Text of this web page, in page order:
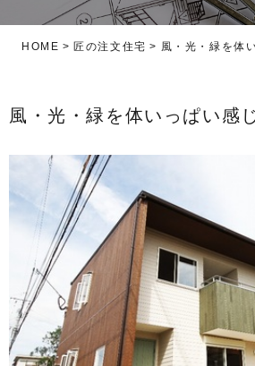
HOME 匠の注文住宅 風・光・緑を体
風・光・緑を体いっぱい感